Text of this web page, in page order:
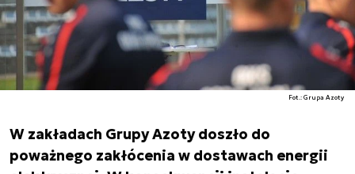
Fot.: Grupa Azoty
W zakładach Grupy Azoty doszło do
poważnego zakłócenia w dostawach energii